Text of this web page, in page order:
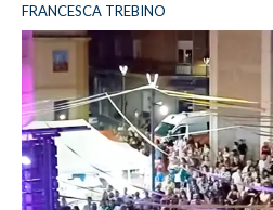
FRANCESCA TREBINO